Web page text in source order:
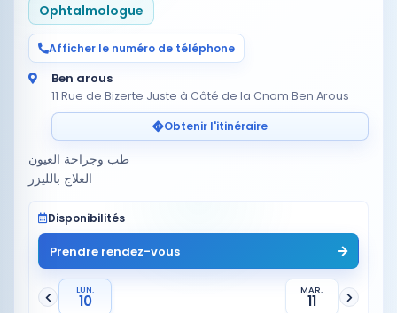
Ophtalmologue
Afficher le numéro de téléphone
Ben arous
11 Rue de Bizerte Juste à Côté de la Cnam Ben Arous
Obtenir l'itinéraire
طب وجراحة العيون
العلاج بالليزر
Disponibilités
Prendre rendez-vous
LUN.
10
MAR.
11